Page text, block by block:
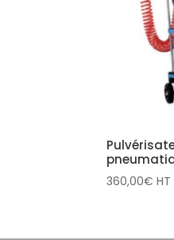
360,00€ HT